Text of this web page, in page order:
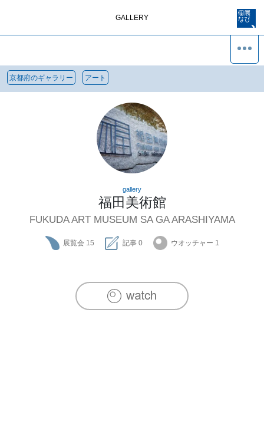
GALLERY
京都府のギャラリー アート
gallery
福田美術館
FUKUDA ART MUSEUM SA GA ARASHIYAMA
展覧会 15 記事 0 ウオッチャー 1